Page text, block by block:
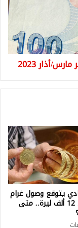
أذار 2023
يتوقع وصول غرام
الذهب إلى 12 ألف ليرة.. متى